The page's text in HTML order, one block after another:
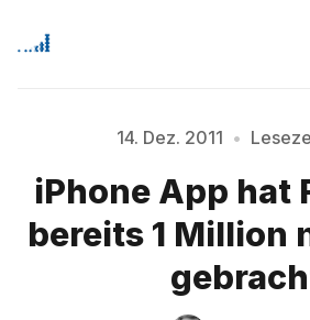
Signup
Bitte geben Sie mindestens 3
14. Dez. 2011 •
iPhone App hat
bereits 1 Million